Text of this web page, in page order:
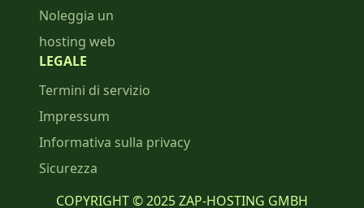
Noleggia un
hosting web
LEGALE
Termini di servizio
Impressum
Informativa sulla privacy
Sicurezza
COPYRIGHT © 2025 ZAP-HOSTING GMBH